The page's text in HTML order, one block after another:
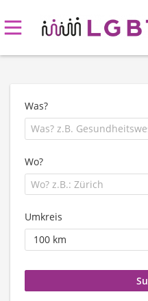
Was?
Wo?
Umkreis